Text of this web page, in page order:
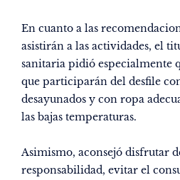
En cuanto a las
asistirán a las actividades, el
sanitaria pidió especialmente
que participarán del desfile
desayunados y con ropa
las bajas temperaturas.
Asimismo, aconsejó disfrutar
responsabilidad, evitar el